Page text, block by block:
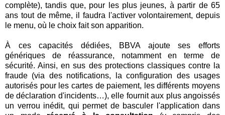
complète), tandis que, pour les plus jeunes, à partir de 65
ans tout de même, il faudra l'activer volontairement, depuis
le menu, où le choix fait son apparition.
À ces capacités dédiées, BBVA ajoute ses efforts
génériques de réassurance, notamment en terme de
sécurité. Ainsi, en sus des protections classiques contre la
fraude (via des notifications, la configuration des usages
autorisés pour les cartes de paiement, les différents moyens
de déclaration d'incidents…), elle fournit aux plus angoissés
un verrou inédit, qui permet de basculer l'application dans